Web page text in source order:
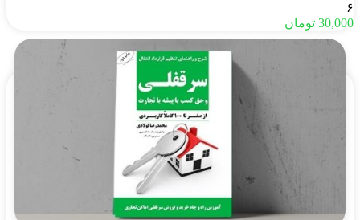
۶
30,000 تومان